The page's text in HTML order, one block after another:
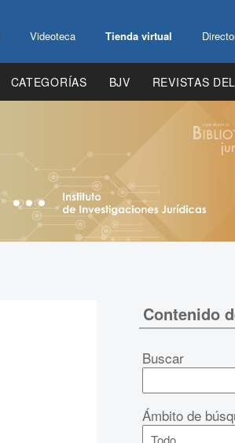
Videoteca Tienda virtual
CATEGORÍAS BJV REVISTAS
Contenido
Buscar
Ámbito de